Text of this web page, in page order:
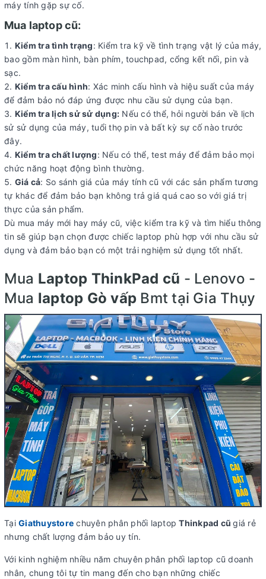
máy tính gặp sự cố.
Mua laptop cũ:
Kiểm tra tình trạng: Kiểm tra kỹ về tình trạng vật lý của máy,
bao gồm màn hình, bàn phím, touchpad, cổng kết nối, pin và
sạc.
Kiểm tra cấu hình: Xác minh cấu hình và hiệu suất của máy
để đảm bảo nó đáp ứng được nhu cầu sử dụng của bạn.
Kiểm tra lịch sử sử dụng: Nếu có thể, hỏi người bán về lịch
sử sử dụng của máy, tuổi thọ pin và bất kỳ sự cố nào trước
đây.
Kiểm tra chất lượng: Nếu có thể, test máy để đảm bảo mọi
chức năng hoạt động bình thường.
Giá cả: So sánh giá của máy tính cũ với các sản phẩm tương
tự khác để đảm bảo bạn không trả giá quá cao so với giá trị
thực của sản phẩm.
Dù mua máy mới hay máy cũ, việc kiểm tra kỹ và tìm hiểu thông
tin sẽ giúp bạn chọn được chiếc laptop phù hợp với nhu cầu sử
dụng và đảm bảo bạn có một trải nghiệm sử dụng tốt nhất.
Mua Laptop ThinkPad cũ - Lenovo -
Mua laptop Gò vấp Bmt tại Gia Thụy
Tại Giathuystore chuyên phân phối laptopThinkpad cũgiá rẻ
nhưng chất lượng đảm bảo uy tín.
Với kinh nghiệm nhiều năm chuyên phân phối laptop cũ doanh
nhân, chung tôi tự tin mang đến cho bạn những chiếc